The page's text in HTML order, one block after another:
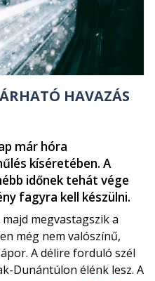
HAVAZÁS
már hóra
kíséretében. A
időnek tehát vége
fagyra kell készülni.
megvastagszik a
még nem valószínű,
A délire forduló szél
Dunántúlon élénk lesz. A